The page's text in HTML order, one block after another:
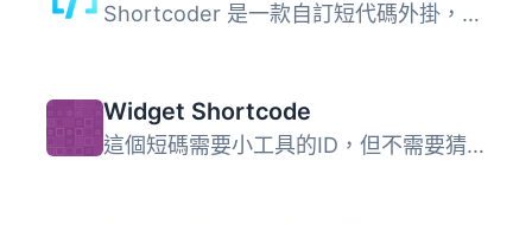
Shortcoder 是一款自訂短代碼外掛，可將 HTML、JavaScript、C...
Widget Shortcode
這個短碼需要小工具的ID，但不需要猜測，外掛會為你生成代碼...